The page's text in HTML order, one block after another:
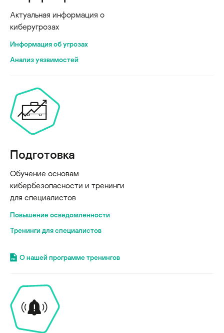
Актуальная информация о
киберугрозах
Информация об угрозах
Анализ уязвимостей
Подготовка
Обучение основам
кибербезопасности и тренинги
для специалистов
Повышение осведомленности
Тренинги для специалистов
О нашей программе тренингов